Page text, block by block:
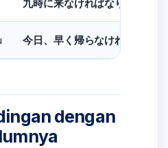
九時に来なければなりません。
今日、早く帰らなければなり
dengan